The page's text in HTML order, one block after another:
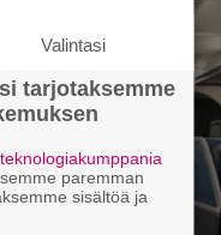
Valintasi
tarjotaksemme
paremman
sisältöä ja